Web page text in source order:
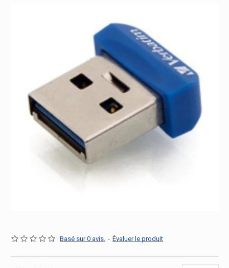
Basé sur 0 avis. - Évaluer le produit